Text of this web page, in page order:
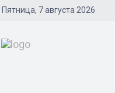
Пятница, 7 августа 2026